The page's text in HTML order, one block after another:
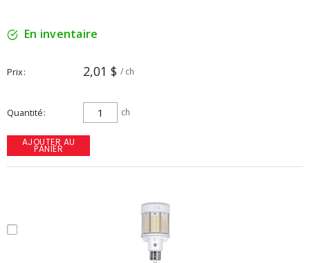
En inventaire
Prix 2,01 $ / ch
Quantité ch
AJOUTER AU
PANIER